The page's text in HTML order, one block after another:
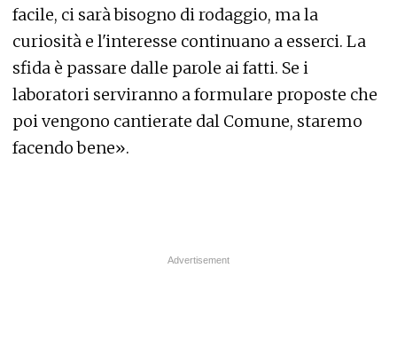
facile, ci sarà bisogno di rodaggio, ma la
curiosità e l'interesse continuano a esserci. La
sfida è passare dalle parole ai fatti. Se i
laboratori serviranno a formulare proposte che
poi vengono cantierate dal Comune, staremo
facendo bene».